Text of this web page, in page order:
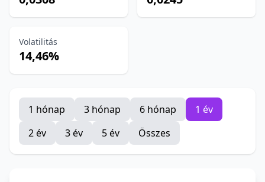
Volatilitás
14,46%
1 hónap 3 hónap 6 hónap
1 év
2 év
3 év 5 év Összes